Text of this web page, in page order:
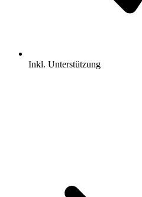
Inkl. Unterstützung